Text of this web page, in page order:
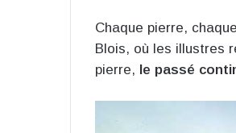
Chaque pierre,
Blois, où les illustres
pierre, le passé